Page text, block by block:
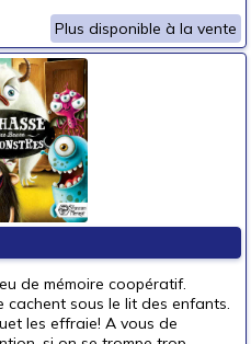
Plus disponible à la vente
de mémoire coopératif.
cachent sous le lit des enfants.
les effraie! A vous de